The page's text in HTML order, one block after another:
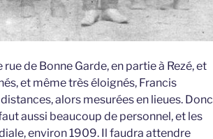
de Bonne Garde, en partie à Rezé, et
et même très éloignés, Francis
alors mesurées en lieues. Donc
aussi beaucoup de personnel, et les
environ 1909. Il faudra attendre